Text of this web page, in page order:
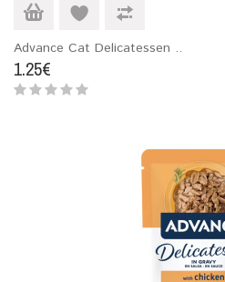
Advance Cat Delicatessen ..
1.25€